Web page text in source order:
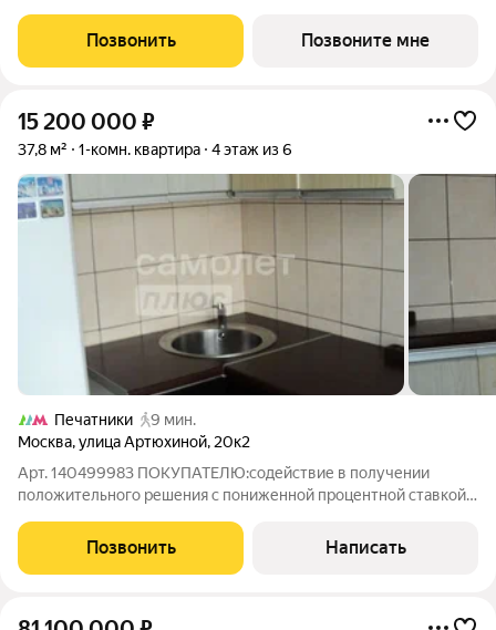
Новомосковский административный округ, район Коммунарка,
ЖК Прокшино, 7.1.3. Общая площадь
Позвонить Позвоните мне
15 200 000 ₽
37,8 м² 1-комн. квартира 4 этаж из 6
Печатники
9 мин.
Москва,улица Артюхиной, 20к2
Арт. 140499983 ПОКУПАТЕЛЮ:содействие в получении
положительного решения с пониженной процентной ставкой
юридическое сопровождение сделки под ключ ; безопасные
расчёты, юридическая и финансовая
Позвонить Написать